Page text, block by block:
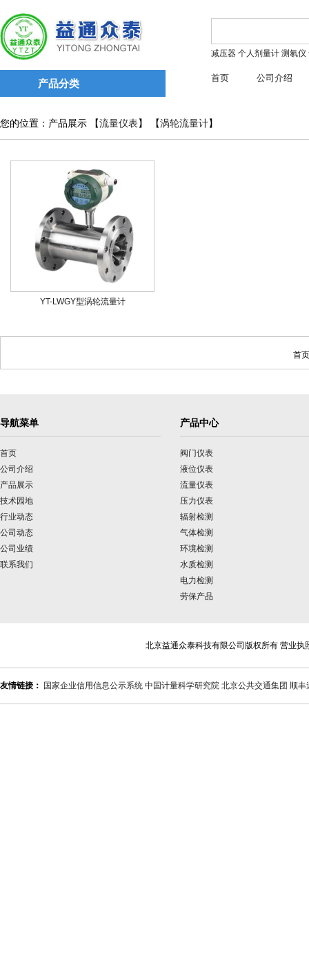
产品分类
减压器 个人剂量计 测氡仪
首页 公司介绍
您的位置：产品展示 【流量仪表 】 【涡轮流量计】
YT-LWGY型涡轮流量计
首
导航菜单
首页
公司介绍
产品展示
技术园地
行业动态
公司动态
公司业绩
联系我们
产品中心
阀门仪表
液位仪表
流量仪表
压力仪表
辐射检测
气体检测
环境检测
水质检测
电力检测
劳保产品
北京益通众泰科技有限公司版权所有 营业执
友情链接： 国家企业信用信息公示系统 中国计量科学研究院 北京公共交通集团 顺丰